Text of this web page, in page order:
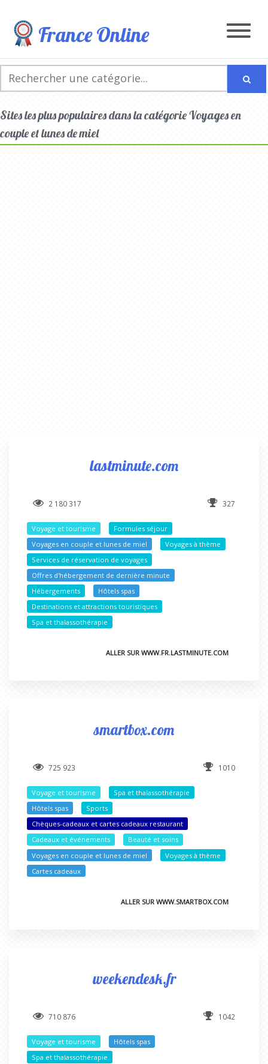
France Online
Sites les plus populaires dans la catégorie Voyages en
couple et lunes de miel
lastminute.com
2 180 317 327
Voyage et tourisme
Formules séjour
Voyages en couple et lunes de miel
Voyages à thème
Services de réservation de voyages
Offres d'hébergement de dernière minute
Hébergements
Hôtels spas
Destinations et attractions touristiques
Spa et thalassothérapie
ALLER SUR WWW.FR.LASTMINUTE.COM
smartbox.com
725 923 1010
Voyage et tourisme
Spa et thalassothérapie
Hôtels spas
Sports
Chèques-cadeaux et cartes cadeaux restaurant
Cadeaux et événements
Beauté et soins
Voyages en couple et lunes de miel
Voyages à thème
Cartes cadeaux
ALLER SUR WWW.SMARTBOX.COM
weekendesk.fr
710 876 1042
Voyage et tourisme
Hôtels spas
Spa et thalassothérapie